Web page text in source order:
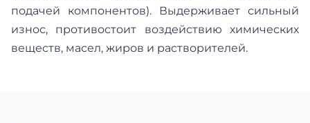
подачей компонентов). Выдерживает сильный
износ, противостоит воздействию химических
веществ, масел, жиров и растворителей.